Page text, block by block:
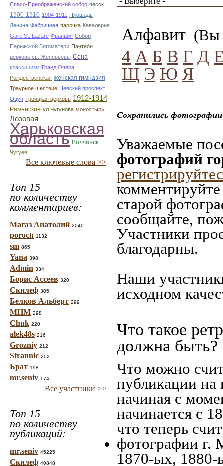
Спасо-Преображенский собор песок
1900-1910 1904-1911 Плошадь
Ленина Фабричная парочка Кавалерия
Gare St. Lazare Франция Собор
Парижской Богоматери Пантео́н
церковь св. Женевьевы Сена
классицизм Гранд Опера
Рождественская женская гимназия
Траурное шествие Невский проспект
Оцуп Троицкая церковь 1912-1914
Раменское ул.Чугунова моностырь
Лозовая
Харьковская
область Волчанск
Чугуев
Все ключевые слова >>
Топ 15
по количеству
комментариев:
Магаз Анатолий 2040
poroch 1132
sm 865
Yana 398
Admin 334
Борис Ассеев 320
Скилеф 305
Белков Альберт 299
МНМ 298
Chuk 220
alek48s 216
Grozniy 212
Strannic 202
Брат 198
mr.seniv 174
Все участники >>
Топ 15
по количеству
публикаций:
mr.seniv 45225
Скилеф 40848
Алфавит (Вы
4 А Б В Г Д
Щ Э Ю Я
Сохранились
Уважаемые
фотографий
старой
сообщайте,
Участники
благодарны.
Наши
исходном
Что такое
должна быть?
Что можно
публикации
начиная c
начинается с
что теперь
фотографии г.
1870-ых, 1880-